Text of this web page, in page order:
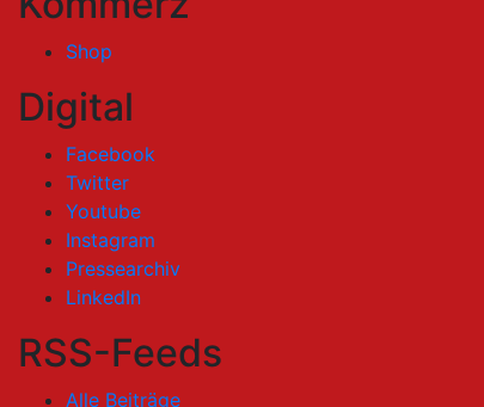
Shop
Digital
Facebook
Twitter
Youtube
Instagram
Pressearchiv
LinkedIn
RSS-Feeds
Alle Beiträge